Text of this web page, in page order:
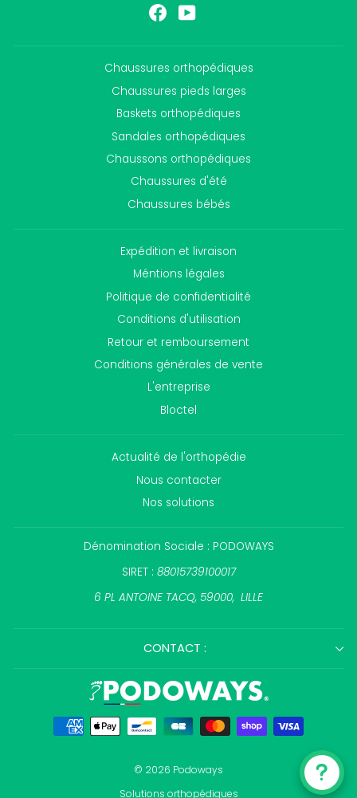
FacebookYouTube
Chaussures orthopédiques
Chaussures pieds larges
Baskets orthopédiques
Sandales orthopédiques
Chaussons orthopédiques
Chaussures d'été
Chaussures bébés
Expédition et livraison
Méntions légales
Politique de confidentialité
Conditions d'utilisation
Retour et remboursement
Conditions générales de vente
L'entreprise
Bloctel
Actualité de l'orthopédie
Nous contacter
Nos solutions
Dénomination Sociale : PODOWAYS
SIRET : 88015739100017
6 PL ANTOINE TACQ, 59000, LILLE
CONTACT :
© 2026 Podoways
Solutions orthopédiques